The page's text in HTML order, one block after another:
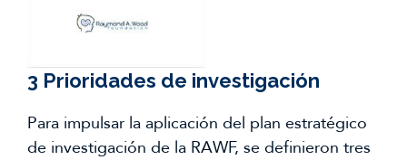
3 Prioridades de investigación
Para impulsar la aplicación del plan estratégico
de investigación de la RAWF, se definieron tres